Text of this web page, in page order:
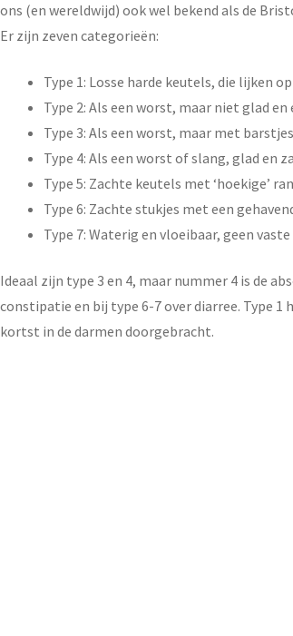
ons (en wereldwijd) ook wel bekend als de
Er zijn zeven categorieën:
Type 1: Losse harde keutels, die lijken
Type 2: Als een worst, maar niet glad
Type 3: Als een worst, maar met
Type 4: Als een worst of slang, glad en
Type 5: Zachte keutels met ‘hoekige’
Type 6: Zachte stukjes met een
Type 7: Waterig en vloeibaar, geen
Ideaal zijn type 3 en 4, maar nummer 4 is de
constipatie en bij type 6-7 over diarree. Type
kortst in de darmen doorgebracht.